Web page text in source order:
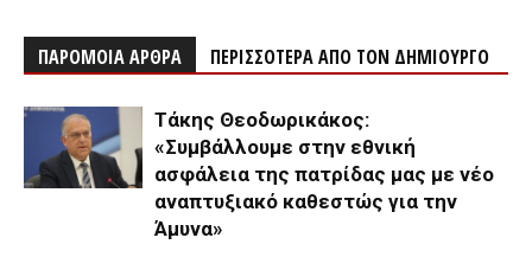
ΠΑΡΟΜΟΙΑ ΑΡΘΡΑ ΠΕΡΙΣΣΟΤΕΡΑ ΑΠΟ ΤΟΝ ΔΗΜΙΟΥΡΓΟ
Τάκης Θεοδωρικάκος:
«Συμβάλλουμε στην εθνική
ασφάλεια της πατρίδας μας με νέο
αναπτυξιακό καθεστώς για την
Άμυνα»